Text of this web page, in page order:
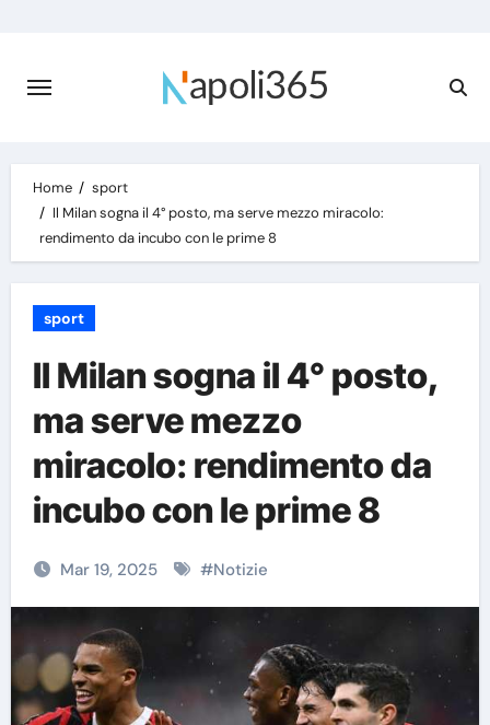
content
Home
sport
Il Milan sogna il 4° posto, ma serve mezzo miracolo:
rendimento da incubo con le prime 8
sport
Il Milan sogna il 4° posto,
ma serve mezzo
miracolo: rendimento da
incubo con le prime 8
Mar 19, 2025 #Notizie